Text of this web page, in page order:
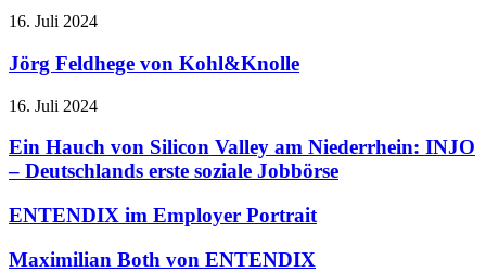
16. Juli 2024
Jörg Feldhege von Kohl&Knolle
16. Juli 2024
Ein Hauch von Silicon Valley am Niederrhein: INJO
– Deutschlands erste soziale Jobbörse
ENTENDIX im Employer Portrait
Maximilian Both von ENTENDIX